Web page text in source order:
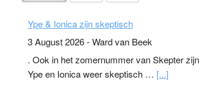
Ype & Ionica zijn skeptisch
3 August 2026-Ward van Beek
. Ook in het zomernummer van Skepter zijn
Ype en Ionica weer skeptisch … [...]